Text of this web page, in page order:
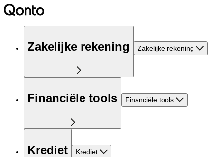
Zakelijke rekening Zakelijke rekening
Financiële tools Financiële tools
Krediet Krediet